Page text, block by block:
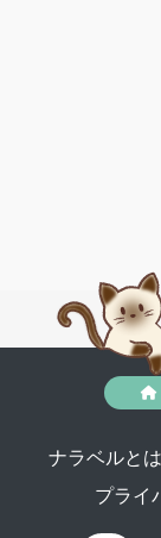
ナラベルとは
プライ